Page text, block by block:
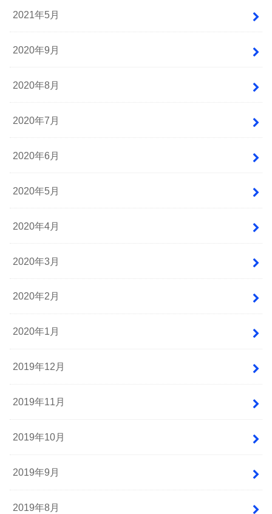
2021年5月
2020年9月
2020年8月
2020年7月
2020年6月
2020年5月
2020年4月
2020年3月
2020年2月
2020年1月
2019年12月
2019年11月
2019年10月
2019年9月
2019年8月